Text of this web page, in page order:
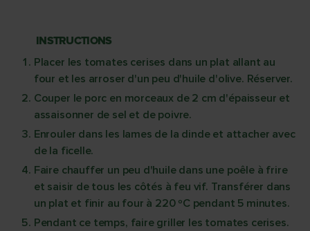
INSTRUCTIONS
Placer les tomates cerises dans un plat allant au
four et les arroser d'un peu d'huile d'olive. Réserver.
Couper le porc en morceaux de 2 cm d'épaisseur et
assaisonner de sel et de poivre.
Enrouler dans les lames de la dinde et attacher avec
de la ficelle.
Faire chauffer un peu d'huile dans une poêle à frire
et saisir de tous les côtés à feu vif. Transférer dans
un plat et finir au four à 220 ºC pendant 5 minutes.
Pendant ce temps, faire griller les tomates cerises.